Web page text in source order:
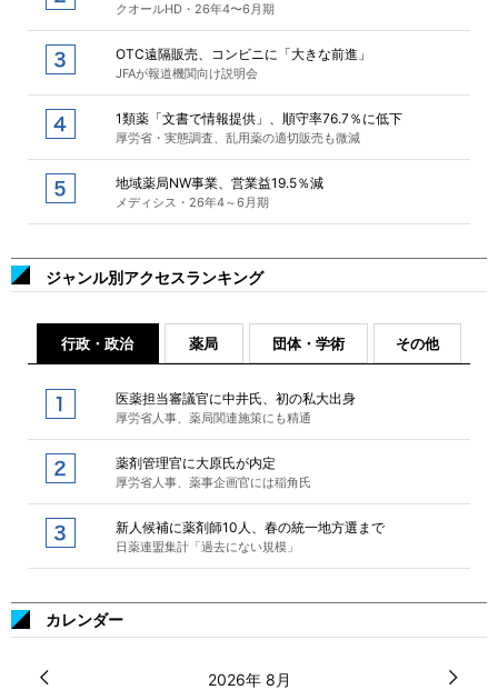
クオールHD・26年4〜6月期
OTC遠隔販売、コンビニに「大きな前進」
JFAが報道機関向け説明会
1類薬「文書で情報提供」、順守率76.7％に低下
厚労省・実態調査、乱用薬の適切販売も微減
地域薬局NW事業、営業益19.5％減
メディシス・26年4～6月期
ジャンル別アクセスランキング
行政・政治 薬局 団体・学術 その他
医薬担当審議官に中井氏、初の私大出身
厚労省人事、薬局関連施策にも精通
薬剤管理官に大原氏が内定
厚労省人事、薬事企画官には稲角氏
新人候補に薬剤師10人、春の統一地方選まで
日薬連盟集計「過去にない規模」
カレンダー
2026年 8月